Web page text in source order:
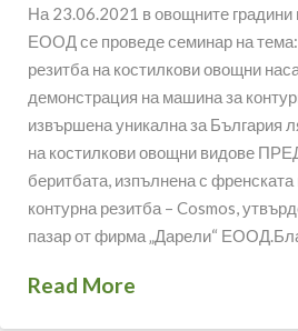
На 23.06.2021 в овощните градини
ЕООД се проведе семинар на
резитба на костилкови овощни
демонстрация на машина за
извършена уникална за България
на костилкови овощни видове
беритбата, изпълнена с
контурна резитба – Cosmos,
пазар от фирма „Дарели“
Read More